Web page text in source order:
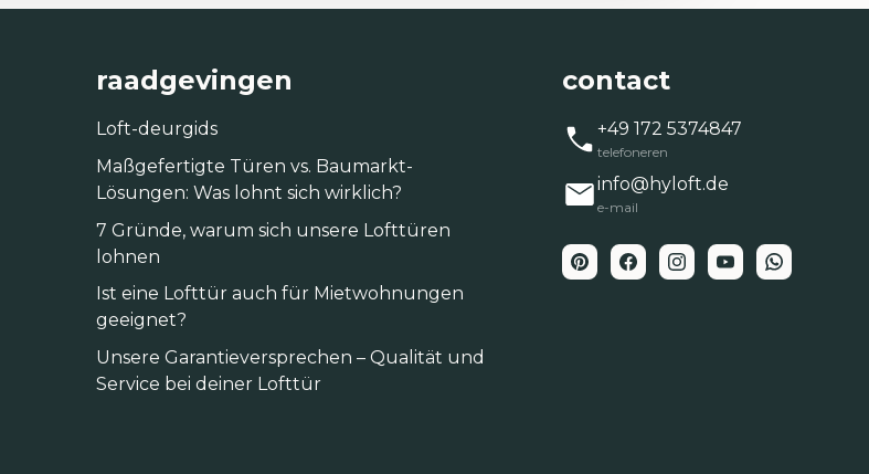
raadgevingen
Loft-deurgids
Maßgefertigte Türen vs. Baumarkt-
Lösungen: Was lohnt sich wirklich?
7 Gründe, warum sich unsere Lofttüren
lohnen
Ist eine Lofttür auch für Mietwohnungen
geeignet?
Unsere Garantieversprechen – Qualität und
Service bei deiner Lofttür
contact
+49 172 5374847
telefoneren
info@hyloft.de
e-mail